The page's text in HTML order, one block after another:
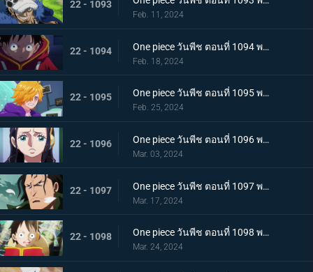
22 - 1093
Feb. 11, 2024
22 - 1094 One piece วันพีช ตอนที่ 1094 พากย์ไทย ปริศนาอันลึกลับ โซนวิจัยแห่งเอ็กเฮด
Feb. 18, 2024
22 - 1095 One piece วันพีช ตอนที่ 1095 พากย์ไทย มันสมองของอัจฉริยะ เวก้าพังค์ทั้งหกคน
Feb. 25, 2024
22 - 1096 One piece วันพีช ตอนที่ 1096 พากย์ไทย ประวัติศาสตร์ต้องห้าม สมมติฐานของอาณาจักรแห่งหนึ่ง
Mar. 03, 2024
22 - 1097 One piece วันพีช ตอนที่ 1097 พากย์ไทย เจตจำนงของโอฮารา การวิจัยที่ได้รับสืบทอดมา
Mar. 17, 2024
22 - 1098 One piece วันพีช ตอนที่ 1098 พากย์ไทย เรื่องมหัศจรรย์ ความฝันที่อัจฉริยะจินตนาการไว้
Mar. 24, 2024